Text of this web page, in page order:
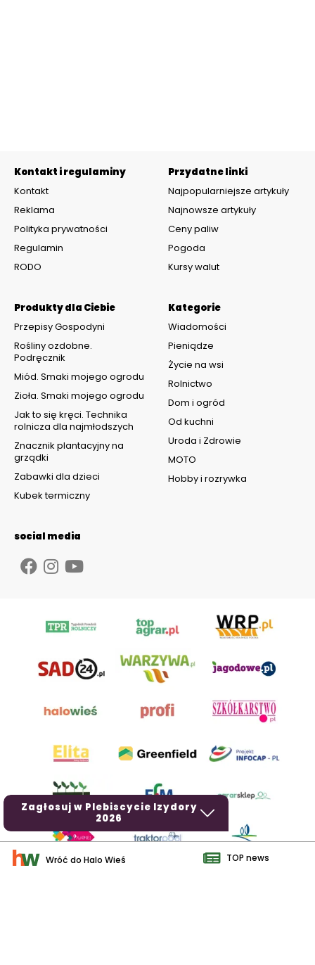
Zagłosuj w Plebiscycie Izydory
2026
Kontakt i regulaminy
Kontakt
Reklama
Polityka prywatności
Regulamin
RODO
Kategorie
Wiadomości
Pieniądze
Życie na wsi
Rolnictwo
Dom i ogród
Od kuchni
Uroda i Zdrowie
MOTO
Hobby i rozrywka
Produkty dla Ciebie
Przepisy Gospodyni
Rośliny ozdobne.
Podręcznik
Miód. Smaki mojego ogrodu
Zioła. Smaki mojego ogrodu
Jak to się kręci. Technika
rolnicza dla najmłodszych
Znacznik plantacyjny na
grządki
Zabawki dla dzieci
Kubek termiczny
Przydatne linki
Najpopularniejsze artykuły
Najnowsze artykuły
Ceny paliw
Pogoda
Kursy walut
social media
Wróć do Halo Wieś TOP news